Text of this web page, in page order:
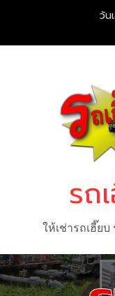
content
วัน
รถ
ให้เช่ารถเฮี๊ย